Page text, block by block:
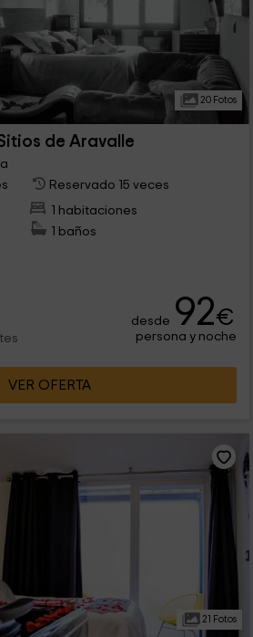
20 Fotos
de Aravalle
Reservado 15 veces
1 habitaciones
1 baños
desde 92€
persona y noche
VER OFERTA
21 Fotos